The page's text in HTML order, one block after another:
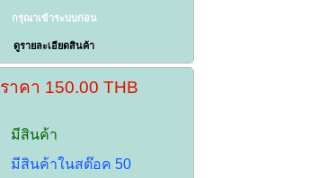
กรุณาเข้าระบบก่อน
ดูรายละเอียดสินค้า
ราคา 150.00 THB
มีสินค้า
มีสินค้าในสต๊อค 50